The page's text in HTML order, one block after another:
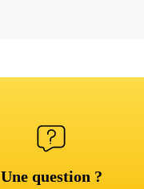
Une question ?